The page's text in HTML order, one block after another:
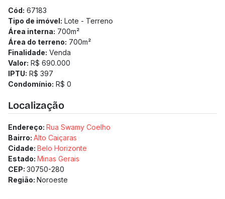
Cód: 67183
Tipo de imóvel: Lote - Terreno
Área interna: 700m²
Área do terreno: 700m²
Finalidade: Venda
Valor: R$ 690.000
IPTU: R$ 397
Condomínio: R$ 0
Localização
Endereço: Rua Swamy Coelho
Bairro: Alto Caiçaras
Cidade: Belo Horizonte
Estado: Minas Gerais
CEP: 30750-280
Região: Noroeste